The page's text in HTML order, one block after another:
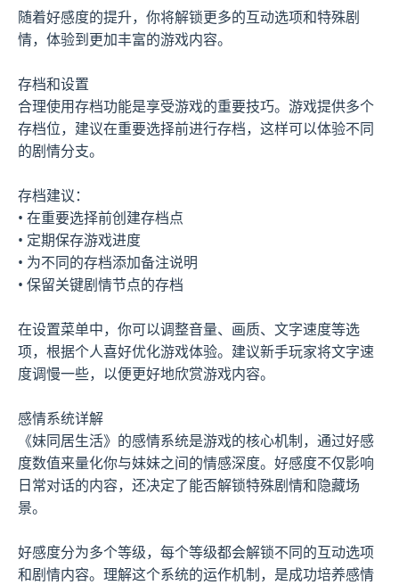
随着好感度的提升，你将解锁更多的互动选项和特殊剧
情，体验到更加丰富的游戏内容。
存档和设置
合理使用存档功能是享受游戏的重要技巧。游戏提供多个
存档位，建议在重要选择前进行存档，这样可以体验不同
的剧情分支。
存档建议：
• 在重要选择前创建存档点
• 定期保存游戏进度
• 为不同的存档添加备注说明
• 保留关键剧情节点的存档
在设置菜单中，你可以调整音量、画质、文字速度等选
项，根据个人喜好优化游戏体验。建议新手玩家将文字速
度调慢一些，以便更好地欣赏游戏内容。
感情系统详解
《妹同居生活》的感情系统是游戏的核心机制，通过好感
度数值来量化你与妹妹之间的情感深度。好感度不仅影响
日常对话的内容，还决定了能否解锁特殊剧情和隐藏场
景。
好感度分为多个等级，每个等级都会解锁不同的互动选项
和剧情内容。理解这个系统的运作机制，是成功培养感情